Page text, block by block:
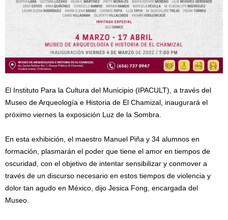
El Instituto Para la Cultura del Municipio (IPACULT), a través del
Museo de Arqueología e Historia de El Chamizal, inaugurará el
próximo viernes la exposición Luz de la Sombra.
En esta exhibición, el maestro Manuel Piña y 34 alumnos en
formación, plasmarán el poder que tiene el amor en tiempos de
oscuridad, con el objetivo de intentar sensibilizar y conmover a
través de un discurso necesario en estos tiempos de violencia y
dolor tan agudo en México, dijo Jesica Fong, encargada del
Museo.